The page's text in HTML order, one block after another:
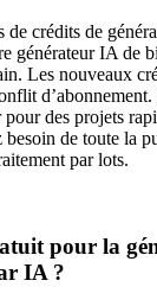
de crédits de
générateur IA de
Les nouveaux
des projets
de toute la
par lots.
pour la
IA ?